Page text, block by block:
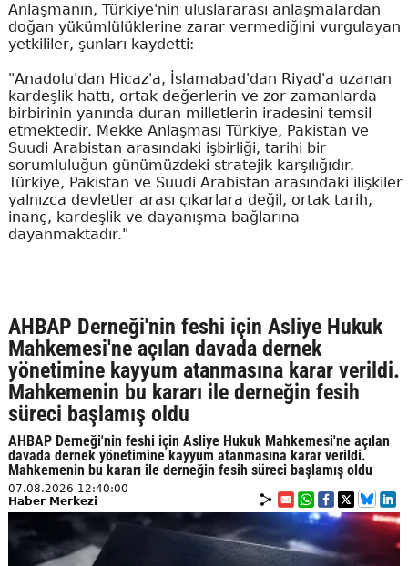
Anlaşmanın, Türkiye'nin uluslararası anlaşmalardan
doğan yükümlülüklerine zarar vermediğini vurgulayan
yetkililer, şunları kaydetti:
"Anadolu'dan Hicaz'a, İslamabad'dan Riyad'a uzanan
kardeşlik hattı, ortak değerlerin ve zor zamanlarda
birbirinin yanında duran milletlerin iradesini temsil
etmektedir. Mekke Anlaşması Türkiye, Pakistan ve
Suudi Arabistan arasındaki işbirliği, tarihi bir
sorumluluğun günümüzdeki stratejik karşılığıdır.
Türkiye, Pakistan ve Suudi Arabistan arasındaki ilişkiler
yalnızca devletler arası çıkarlara değil, ortak tarih,
inanç, kardeşlik ve dayanışma bağlarına
dayanmaktadır."
AHBAP Derneği'nin feshi için Asliye Hukuk
Mahkemesi'ne açılan davada dernek
yönetimine kayyum atanmasına karar verildi.
Mahkemenin bu kararı ile derneğin fesih
süreci başlamış oldu
AHBAP Derneği'nin feshi için Asliye Hukuk Mahkemesi'ne açılan
davada dernek yönetimine kayyum atanmasına karar verildi.
Mahkemenin bu kararı ile derneğin fesih süreci başlamış oldu
07.08.2026 12:40:00
Haber Merkezi